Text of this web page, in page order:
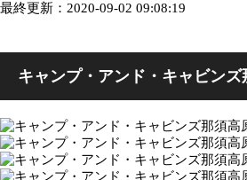
最終更新：2020-09-02 09:08:19
キャンプ・アンド・キャビンズ